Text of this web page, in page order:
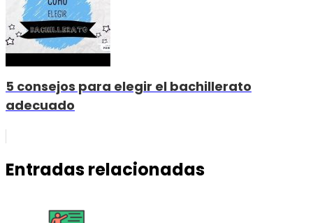
5 consejos para elegir el bachillerato
adecuado
Entradas relacionadas